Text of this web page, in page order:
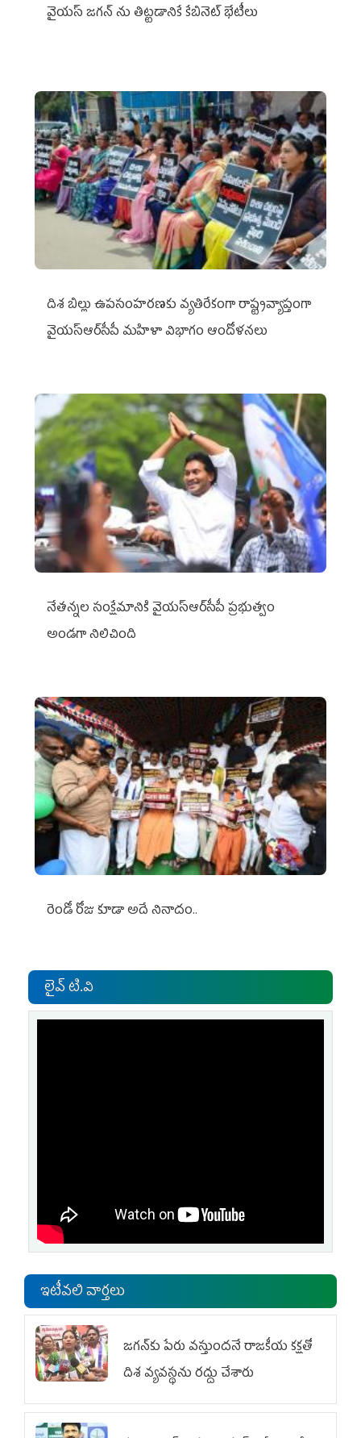
వైయ‌స్ జగన్‌ ను తిట్టడానికే కేబినెట్‌ భేటీలు
దిశ బిల్లు ఉపసంహరణకు వ్యతిరేకంగా రాష్ట్రవ్యాప్తంగా
వైయ‌స్ఆర్‌సీపీ మహిళా విభాగం ఆందోళనలు
నేతన్నల సంక్షేమానికి వైయ‌స్ఆర్‌సీపీ ప్రభుత్వం
అండగా నిలిచింది
రెండో రోజు కూడా అదే నినాదం..
లైవ్ టి.వి
ఇటీవలి వార్తలు
జగన్‌కు పేరు వస్తుందనే రాజకీయ కక్షతో
దిశ వ్య‌వ‌స్థ‌ను రద్దు చేశారు